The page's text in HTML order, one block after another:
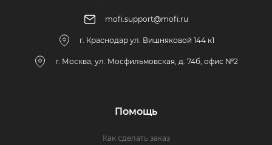
mofi.support@mofi.ru
г. Краснодар ул. Вишняковой 144 к1
г. Москва, ул. Мосфильмовская, д. 74б, офис №2
Помощь
Как сделать заказ